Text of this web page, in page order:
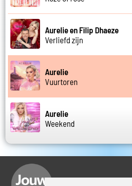
Aurelie en Filip Dhaeze
Verliefd zijn
Aurelie
Vuurtoren
Aurelie
Weekend